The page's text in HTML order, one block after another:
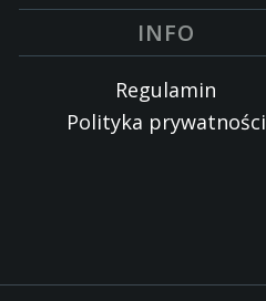
INFO
Regulamin
Polityka prywatności